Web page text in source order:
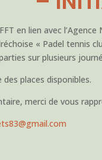
en lien avec
« Padel tennis
sur plusieurs
places disponibles.
merci de vous